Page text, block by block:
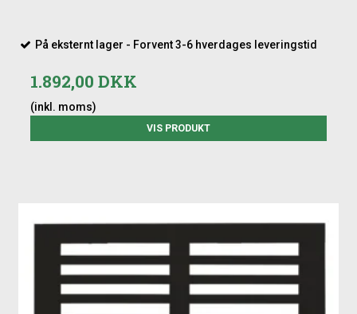
På eksternt lager - Forvent 3-6 hverdages leveringstid
1.892,00 DKK
(inkl. moms)
VIS PRODUKT